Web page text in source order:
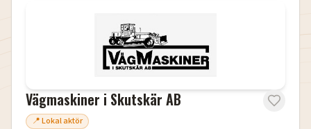
Vägmaskiner i Skutskär AB
📍 Lokal aktör